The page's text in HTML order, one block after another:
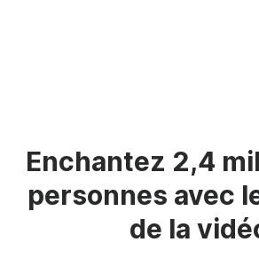
Enchantez 2,4
personnes avec
de la